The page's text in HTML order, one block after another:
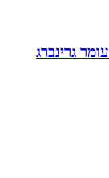
עומר גרינברג